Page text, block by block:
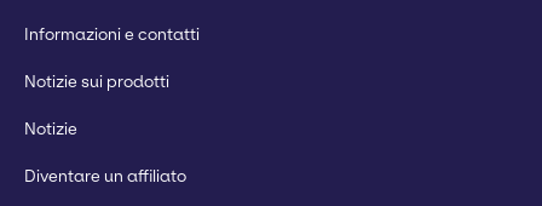
Informazioni e contatti
Notizie sui prodotti
Notizie
Diventare un affiliato